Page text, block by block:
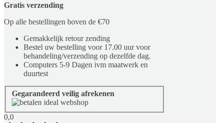
Gratis verzending
Op alle bestellingen boven de €70
Gemakkelijk retour zending
Bestel uw bestelling voor 17.00 uur voor
behandeling/verzending op dezelfde dag.
Computers 5-9 Dagen ivm maatwerk en
duurtest
Gegarandeerd veilig afrekenen
0,0